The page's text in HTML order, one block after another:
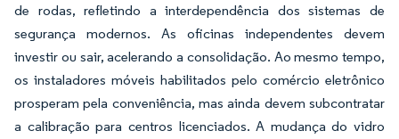
de rodas, refletindo a interdependência dos sistemas de
segurança modernos. As oficinas independentes devem
investir ou sair, acelerando a consolidação. Ao mesmo tempo,
os instaladores móveis habilitados pelo comércio eletrônico
prosperam pela conveniência, mas ainda devem subcontratar
a calibração para centros licenciados. A mudança do vidro